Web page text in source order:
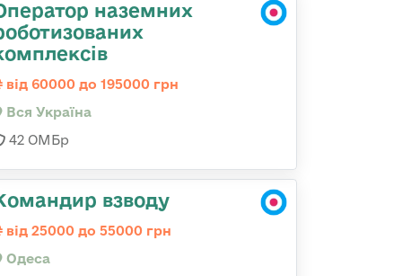
наземних
від 60000 до 195000 грн
Вся Україна
42 ОМБр
взводу
від 25000 до 55000 грн
Одеса